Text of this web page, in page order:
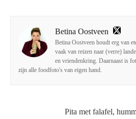
Betina Oostveen
Betina Oostveen houdt erg van
vaak van reizen naar (verre)
en vriendenkring. Daarnaast is
zijn alle foodfoto's van eigen hand.
Pita met falafel,